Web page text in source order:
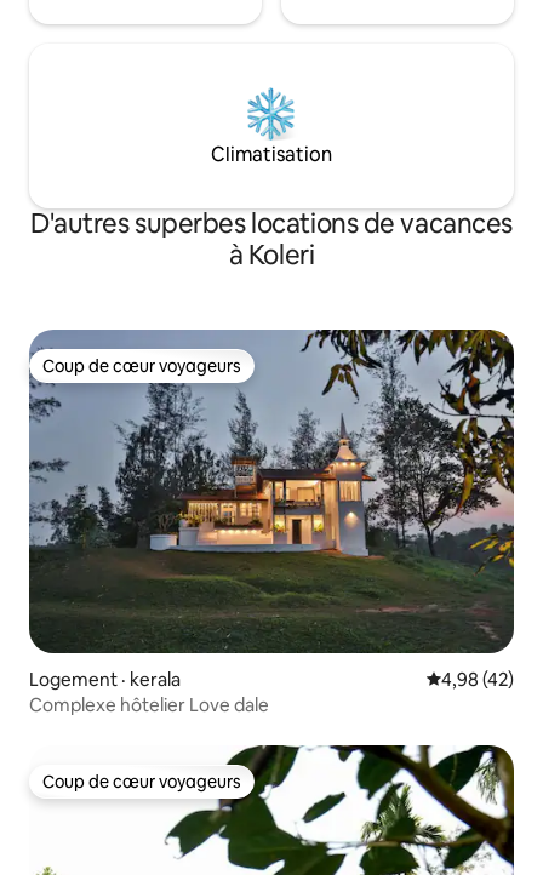
Climatisation
D'autres superbes locations de vacances
à Koleri
Coup de cœur voyageurs
Coup de cœur voyageurs
Logement · kerala Note
4,98 (42)
Complexe hôtelier Love dale
Coup de cœur voyageurs
Coup de cœur voyageurs